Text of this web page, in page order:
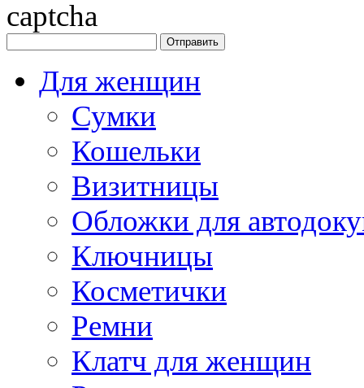
Для женщин
Сумки
Кошельки
Визитницы
Обложки для
Ключницы
Косметички
Ремни
Клатч для женщин